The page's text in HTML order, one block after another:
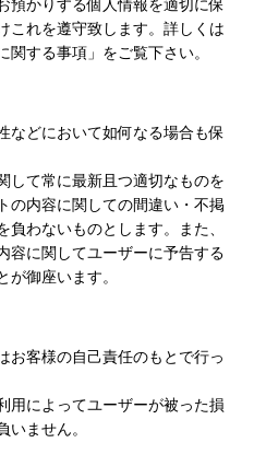
これを遵守致します。詳しくは
する事項」をご覧下さい。
などにおいて如何なる場合も保
して常に最新且つ適切なものを
の内容に関しての間違い・不掲
わないものとします。また、
容に関してユーザーに予告する
御座います。
お客様の自己責任のもとで行っ
用によってユーザーが被った損
ません。